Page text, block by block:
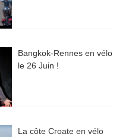
Bangkok-Rennes en
le 26 Juin !
La côte Croate en vélo